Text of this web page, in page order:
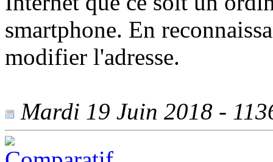
smartphone. En
modifier l'adresse.
Mardi 19 Juin 2018 -